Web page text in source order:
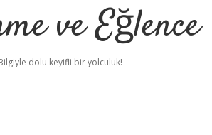
ve Eğlence
dolu keyifli bir yolculuk!